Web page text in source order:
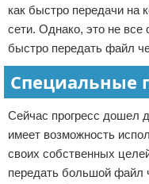
как быстро передачи на
сети. Однако, это не
быстро передать файл
Специальные
Сейчас прогресс дошел
имеет возможность
своих собственных
передать большой файл